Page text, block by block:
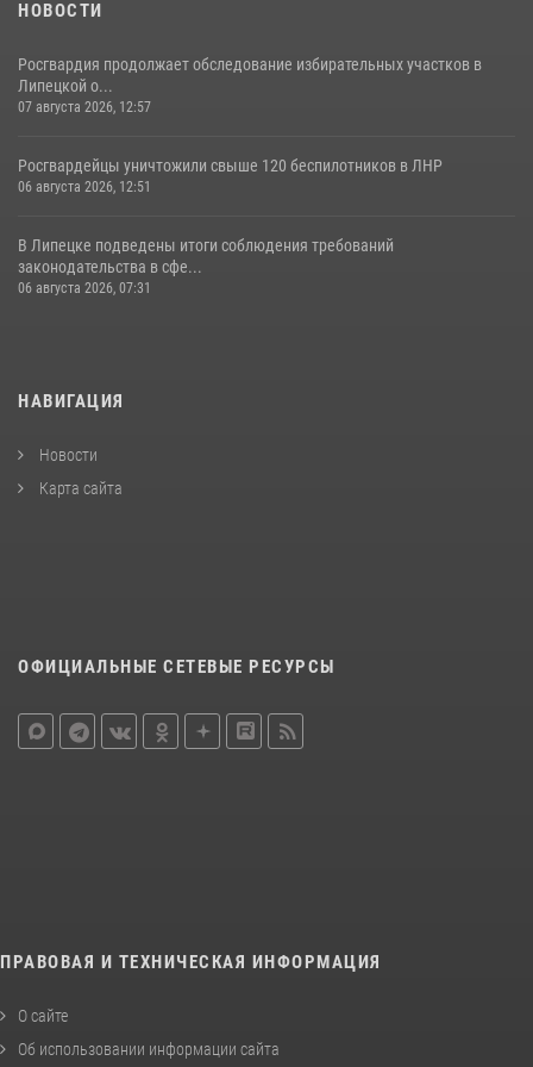
НОВОСТИ
Росгвардия продолжает обследование избирательных участков в
Липецкой о...
07 августа 2026, 12:57
Росгвардейцы уничтожили свыше 120 беспилотников в ЛНР
06 августа 2026, 12:51
В Липецке подведены итоги соблюдения требований
законодательства в сфе...
06 августа 2026, 07:31
НАВИГАЦИЯ
Новости
Карта сайта
ОФИЦИАЛЬНЫЕ СЕТЕВЫЕ РЕСУРСЫ
ПРАВОВАЯ И ТЕХНИЧЕСКАЯ ИНФОРМАЦИЯ
О сайте
Об использовании информации сайта